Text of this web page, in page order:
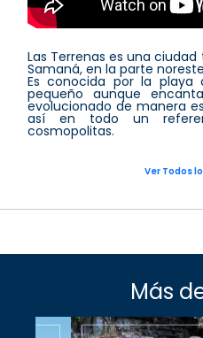
Las Terrenas es una
Samaná, en la parte
Es conocida por la playa
pequeño aunque
evolucionado de manera
así en todo un
cosmopolitas.
Ver Todos
Más